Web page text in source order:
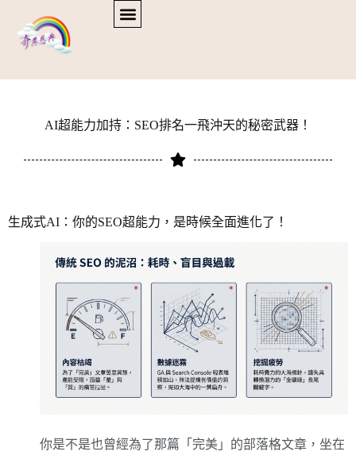
AI超能力加持：SEO排名一飛沖天的秘密武器！
生成式AI：你的SEO超能力，是時候全面進化了！
你是不是也曾經為了那篇「完美」的部落格文章，坐在